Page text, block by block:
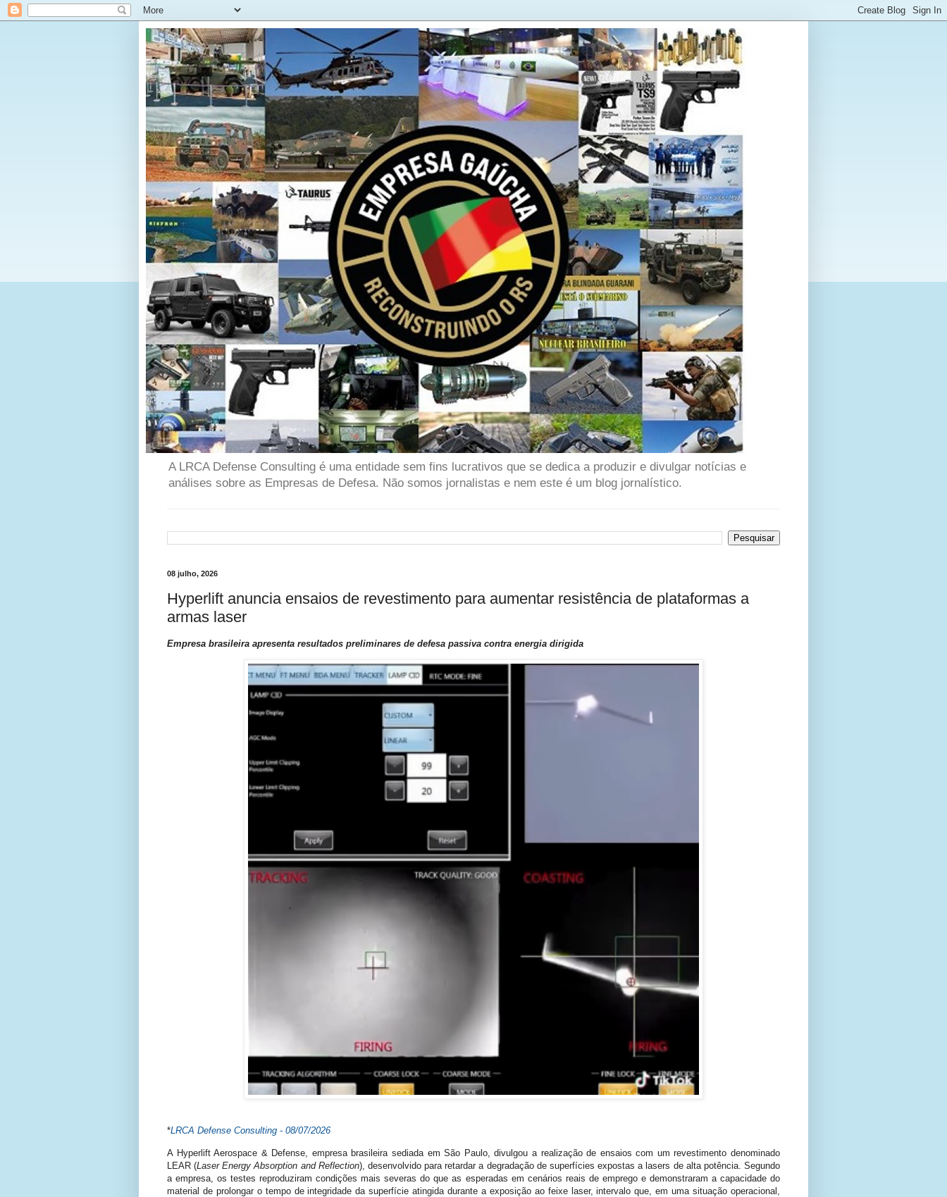
A LRCA Defense Consulting é uma entidade sem fins lucrativos que se dedica a produzir e divulgar notícias e
análises sobre as Empresas de Defesa. Não somos jornalistas e nem este é um blog jornalístico.
08 julho, 2026
Hyperlift anuncia ensaios de revestimento para aumentar resistência de plataformas a
armas laser
Empresa brasileira apresenta resultados preliminares de defesa passiva contra energia dirigida
*LRCA Defense Consulting - 08/07/2026
A Hyperlift Aerospace & Defense, empresa brasileira sediada em São Paulo, divulgou a realização de ensaios com um revestimento denominado
LEAR (Laser Energy Absorption and Reflection), desenvolvido para retardar a degradação de superfícies expostas a lasers de alta potência. Segundo
a empresa, os testes reproduziram condições mais severas do que as esperadas em cenários reais de emprego e demonstraram a capacidade do
material de prolongar o tempo de integridade da superfície atingida durante a exposição ao feixe laser, intervalo que, em uma situação operacional,